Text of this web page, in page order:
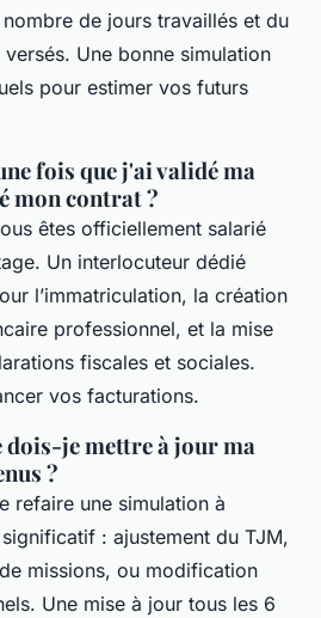
de jours travaillés et du
Une bonne simulation
pour estimer vos futurs
fois que j'ai validé ma
mon contrat ?
êtes officiellement salarié
Un interlocuteur dédié
l’immatriculation, la création
professionnel, et la mise
fiscales et sociales.
vos facturations.
dois-je mettre à jour ma
?
refaire une simulation à
: ajustement du TJM,
missions, ou modification
Une mise à jour tous les 6